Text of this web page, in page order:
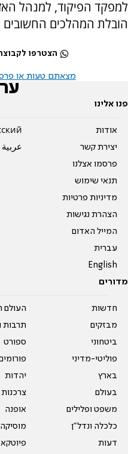
למפקד הפיקוד, למנהל
הובלת המהלכים החשובים
הצטרפו
מצאתם טעות או
פנו אלינו
אודות
יצירת קשר
פרסמו אצלנו
תנאי שימוש
מדיניות פרטיות
הצהרת נגישות
המייל האדום
עברית
English
عربية
מדורים
חדשות
מבזקים
ביטחוני
פוליטי-מדיני
בארץ
בעולם
משפט ופלילים
כלכלה ונדל"ן
דעות
העולם
תרבות
ספורט
יהדות
צרכנות
אופנה
מוסיקה